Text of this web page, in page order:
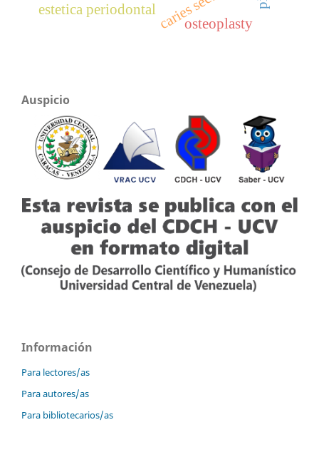
estetica periodontal
osteoplasty
Auspicio
Información
Para lectores/as
Para autores/as
Para bibliotecarios/as